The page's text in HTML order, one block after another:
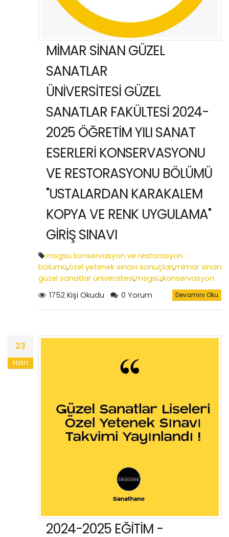
MİMAR SİNAN GÜZEL
SANATLAR
ÜNİVERSİTESİ GÜZEL
SANATLAR FAKÜLTESİ 2024-
2025 ÖĞRETİM YILI SANAT
ESERLERİ KONSERVASYONU
VE RESTORASYONU BÖLÜMÜ
"USTALARDAN KARAKALEM
KOPYA VE RENK UYGULAMA"
GİRİŞ SINAVI
msgsü konservasyon ve restorasyon
bölümü,özel yetenek sınavı sonuçları,mimar sinan
güzel sanatlar üniversitesi,msgsü,konservasyon
ve restorasyon bölümü özel yetenek sınavı
soruları msgsü yetenek sınavı
1752 Kişi Okudu 0 Yorum Devamını Oku
23
Hzrn
2024-2025 EĞİTİM -